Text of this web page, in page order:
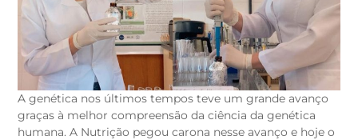
A genética nos últimos tempos teve um grande avanço
graças à melhor compreensão da ciência da genética
humana. A Nutrição pegou carona nesse avanço e hoje o